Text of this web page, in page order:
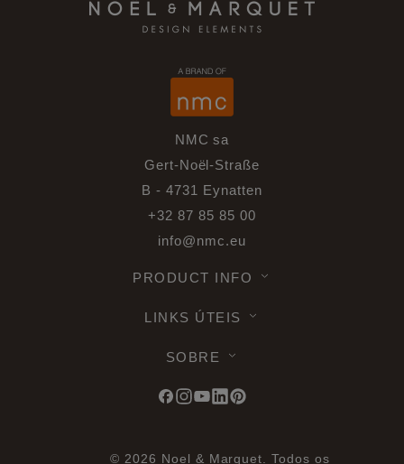
NMC sa
Gert-Noël-Straße
B - 4731 Eynatten
+32 87 85 85 00
info@nmc.eu
PRODUCT INFO
LINKS ÚTEIS
SOBRE
© 2026 Noel & Marquet. Todos os